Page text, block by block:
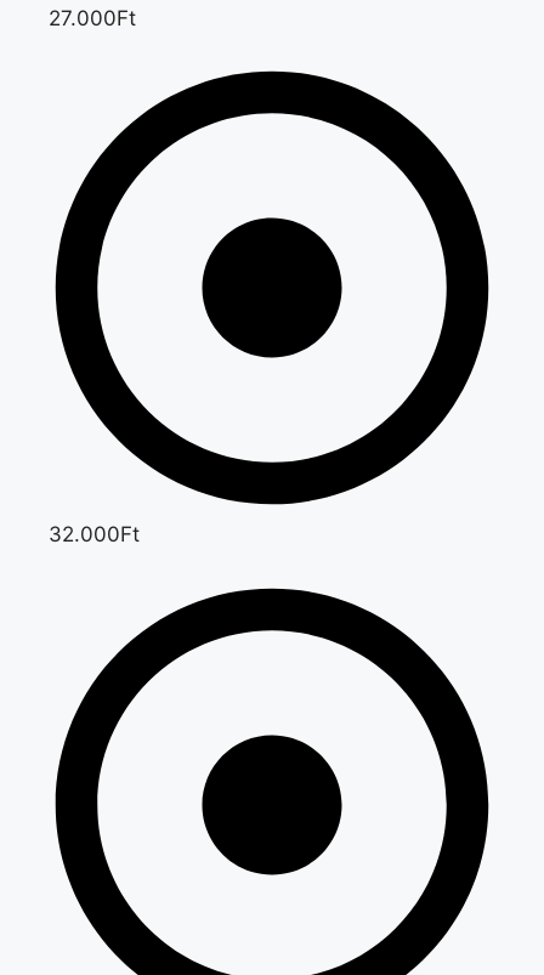
27.000Ft
32.000Ft